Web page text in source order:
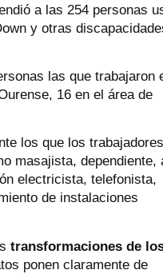
a las 254 personas
y otras
las que trabajaron
16 en el área de
los que los
masajista, dependiente,
electricista, telefonista,
de instalaciones
transformaciones de
ponen claramente de